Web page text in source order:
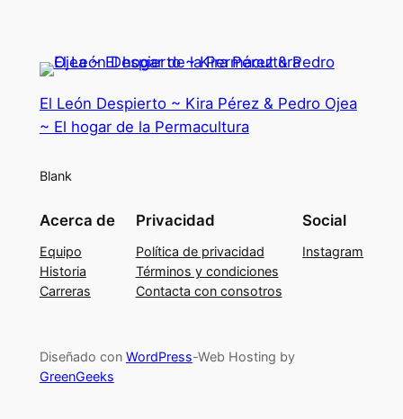
El León Despierto ~ Kira Pérez & Pedro Ojea
~ El hogar de la Permacultura
Blank
Acerca de
Equipo
Historia
Carreras
Privacidad
Política de privacidad
Términos y condiciones
Contacta con consotros
Social
Instagram
Diseñado con WordPress-Web Hosting by
GreenGeeks